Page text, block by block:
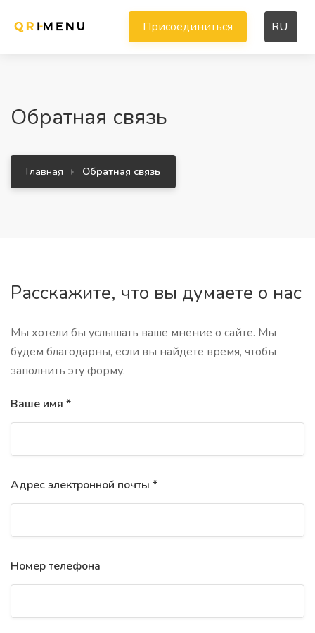
Присоединиться RU
Обратная связь
Главная Обратная связь
Расскажите, что вы думаете о нас
Мы хотели бы услышать ваше мнение о сайте. Мы
будем благодарны, если вы найдете время, чтобы
заполнить эту форму.
Ваше имя *
Адрес электронной почты *
Номер телефона